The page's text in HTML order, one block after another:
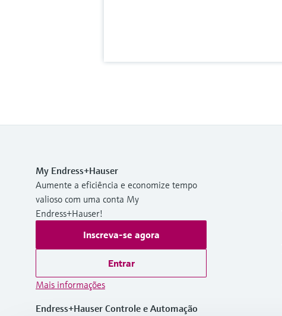
My Endress+Hauser
Aumente a eficiência e economize tempo
valioso com uma conta My
Endress+Hauser!
Inscreva-se agora
Entrar
Mais informações
Endress+Hauser Controle e Automação